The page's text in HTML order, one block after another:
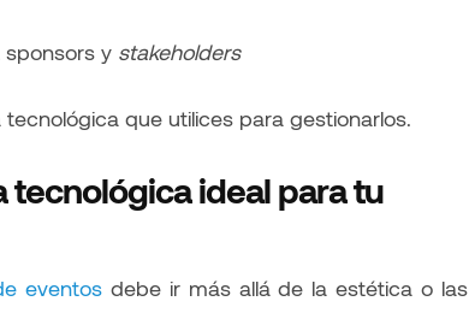
sponsors y stakeholders
que utilices para gestionarlos.
tecnológica ideal para tu
eventos debe ir más allá de la estética o las